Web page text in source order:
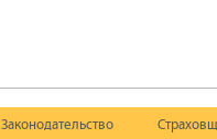
Законодательство